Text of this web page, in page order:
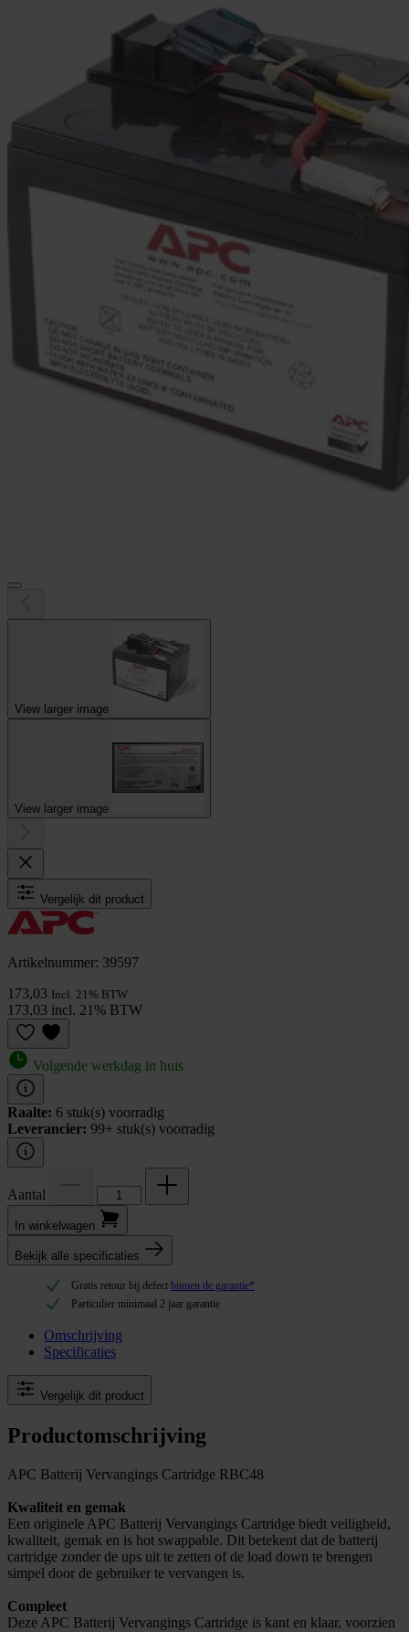
View larger image
View larger image
Vergelijk dit product
Artikelnummer: 39597
173,03 Incl. 21% BTW
173,03 incl. 21% BTW
Volgende werkdag in huis
Raalte: 6 stuk(s) voorradig
Leverancier: 99+ stuk(s) voorradig
Aantal
In winkel­wagen
Bekijk alle specificaties
Gratis retour bij defect binnen de garantie*
Particulier minimaal 2 jaar garantie
Omschrijving
Specificaties
Vergelijk dit product
Productomschrijving
APC Batterij Vervangings Cartridge RBC48
Kwaliteit en gemak
Een originele APC Batterij Vervangings Cartridge biedt veiligheid,
kwaliteit, gemak en is hot swappable. Dit betekent dat de batterij
cartridge zonder de ups uit te zetten of de load down te brengen
simpel door de gebruiker te vervangen is.
Compleet
Deze APC Batterij Vervangings Cartridge is kant en klaar, voorzien